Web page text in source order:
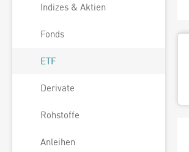
Indizes & Aktien
Fonds
ETF
Derivate
Rohstoffe
Anleihen